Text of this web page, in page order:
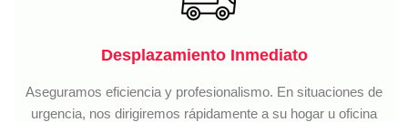
Desplazamiento Inmediato
Aseguramos eficiencia y profesionalismo. En situaciones de
urgencia, nos dirigiremos rápidamente a su hogar u oficina